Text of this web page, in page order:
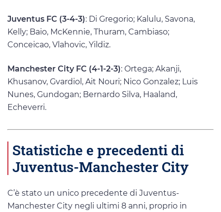
Juventus FC (3-4-3): Di Gregorio; Kalulu, Savona,
Kelly; Baio, McKennie, Thuram, Cambiaso;
Conceicao, Vlahovic, Yildiz.
Manchester City FC (4-1-2-3): Ortega; Akanji,
Khusanov, Gvardiol, Ait Nouri; Nico Gonzalez; Luis
Nunes, Gundogan; Bernardo Silva, Haaland,
Echeverri.
Statistiche e precedenti di
Juventus-Manchester City
C’è stato un unico precedente di Juventus-
Manchester City negli ultimi 8 anni, proprio in